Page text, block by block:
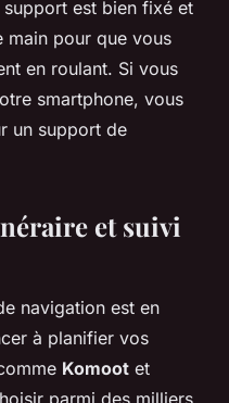
est bien fixé et
main pour que vous
en roulant. Si vous
smartphone, vous
un support de
et suivi
navigation est en
à planifier vos
Komoot et